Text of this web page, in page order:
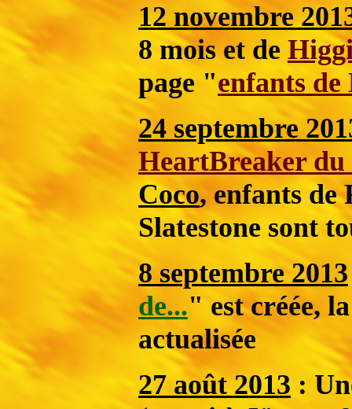
12 novembre
8 mois et de
page "enfants de
24 septembre
HeartBreaker du
Coco, enfants de
Slatestone sont
8 septembre 2013
de..." est créée,
actualisée
27 août 2013 :